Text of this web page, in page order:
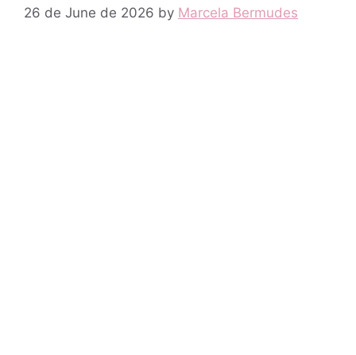
26 de June de 2026 by Marcela Bermudes